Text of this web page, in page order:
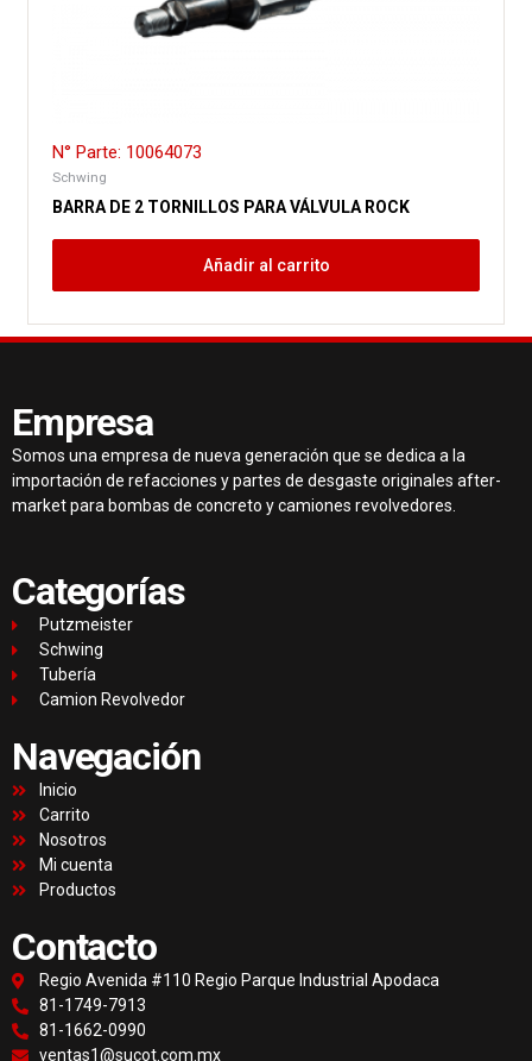
N° Parte: 10064073
Schwing
BARRA DE 2 TORNILLOS PARA VÁLVULA ROCK
Añadir al carrito
Empresa
Somos una empresa de nueva generación que se dedica a la
importación de refacciones y partes de desgaste originales after-
market para bombas de concreto y camiones revolvedores.
Categorías
Putzmeister
Schwing
Tubería
Camion Revolvedor
Navegación
Inicio
Carrito
Nosotros
Mi cuenta
Productos
Contacto
Regio Avenida #110 Regio Parque Industrial Apodaca
81-1749-7913
81-1662-0990
ventas1@sucot.com.mx